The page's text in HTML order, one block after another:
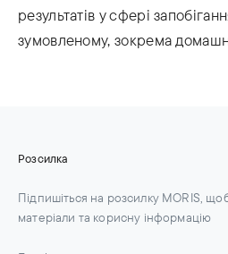
результатів у сфері
зумовленому, зокрема
Розсилка
Підпишіться на розсилку MORIS,
матеріали та корисну інформацію